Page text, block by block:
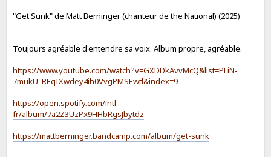
"Get Sunk" de Matt Berninger (chanteur de the National) (2025)
Toujours agréable d'entendre sa voix. Album propre, agréable.
https://www.youtube.com/watch?v=GXDDkAvvMcQ&list=PLiN-
7mukU_REqIXwdey4ih0VvgPMSEwtl&index=9
https://open.spotify.com/intl-
fr/album/7a2Z3UzPx9HHbRgsJbytdz
https://mattberninger.bandcamp.com/album/get-sunk